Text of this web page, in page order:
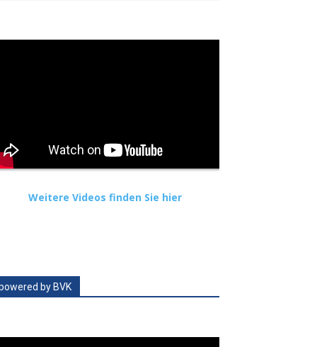
Weitere Videos finden Sie hier
by BVK